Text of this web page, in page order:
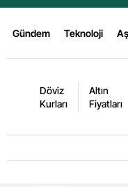
Gündem Teknoloji
Döviz
Kurları
Altın
Fiyatları